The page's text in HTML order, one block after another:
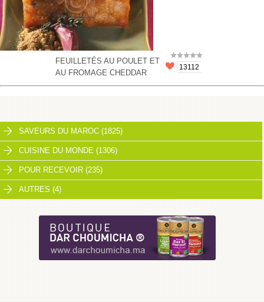
FEUILLETÉS AU POULET ET
AU FROMAGE CHEDDAR
13112
SAVEURS DU MAROC (1825)
CUISINE DU MONDE (1306)
POUR RECEVOIR (235)
AUTRES (4)